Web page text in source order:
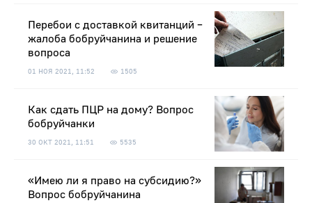
Перебои с доставкой квитанций –
жалоба бобруйчанина и решение
вопроса
01 НОЯ 2021, 11:52 1505
Как сдать ПЦР на дому? Вопрос
бобруйчанки
30 ОКТ 2021, 11:51 5535
«Имею ли я право на субсидию?»
Вопрос бобруйчанина